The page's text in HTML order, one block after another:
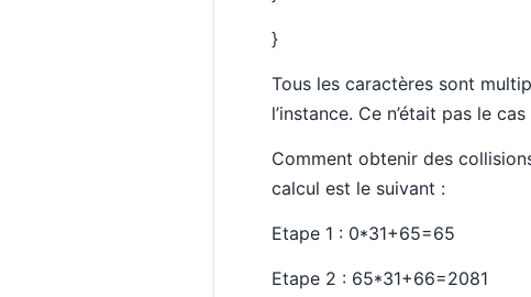
}
Tous les caractères sont
l’instance. Ce n’était pas le
Comment obtenir des
calcul est le suivant :
Etape 1 : 0*31+65=65
Etape 2 : 65*31+66=2081